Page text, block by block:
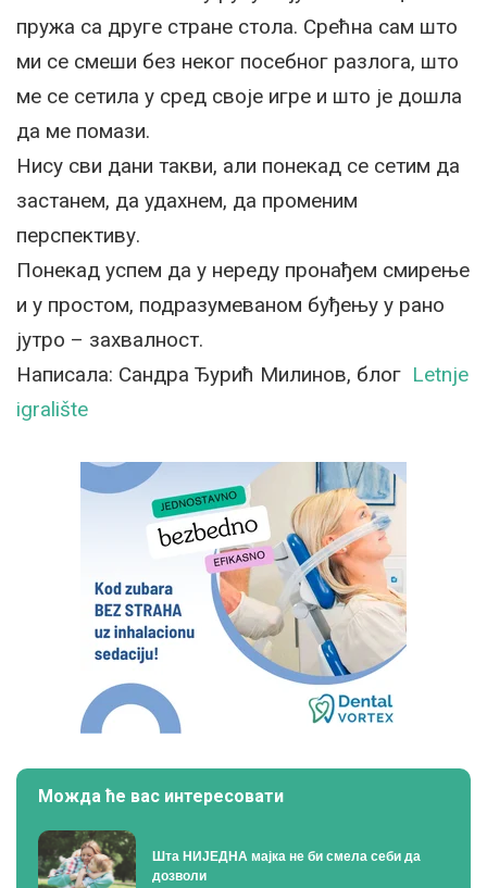
пружа са друге стране стола. Срећна сам што
ми се смеши без неког посебног разлога, што
ме се сетила у сред своје игре и што је дошла
да ме помази.
Нису сви дани такви, али понекад се сетим да
застанем, да удахнем, да променим
перспективу.
Понекад успем да у нереду пронађем смирење
и у простом, подразумеваном буђењу у рано
јутро – захвалност.
Написала: Сандра Ђурић Милинов, блог Letnje
igralište
Можда ће вас интересовати
Шта НИЈЕДНА мајка не би смела себи да
дозволи